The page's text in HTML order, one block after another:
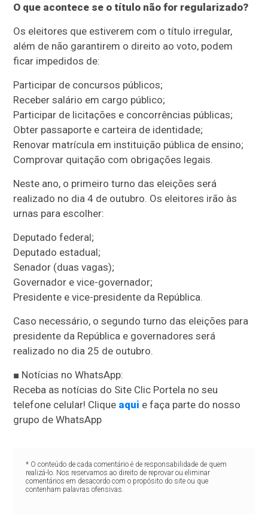
O que acontece se o título não for regularizado?
Os eleitores que estiverem com o título irregular,
além de não garantirem o direito ao voto, podem
ficar impedidos de:
Participar de concursos públicos;
Receber salário em cargo público;
Participar de licitações e concorrências públicas;
Obter passaporte e carteira de identidade;
Renovar matrícula em instituição pública de ensino;
Comprovar quitação com obrigações legais.
Neste ano, o primeiro turno das eleições será
realizado no dia 4 de outubro. Os eleitores irão às
urnas para escolher:
Deputado federal;
Deputado estadual;
Senador (duas vagas);
Governador e vice-governador;
Presidente e vice-presidente da República.
Caso necessário, o segundo turno das eleições para
presidente da República e governadores será
realizado no dia 25 de outubro.
■ Notícias no WhatsApp:
Receba as notícias do Site Clic Portela no seu
telefone celular! Clique aqui e faça parte do nosso
grupo de WhatsApp
* O conteúdo de cada comentário é de responsabilidade de quem
realizá-lo. Nos reservamos ao direito de reprovar ou eliminar
comentários em desacordo com o propósito do site ou que
contenham palavras ofensivas.